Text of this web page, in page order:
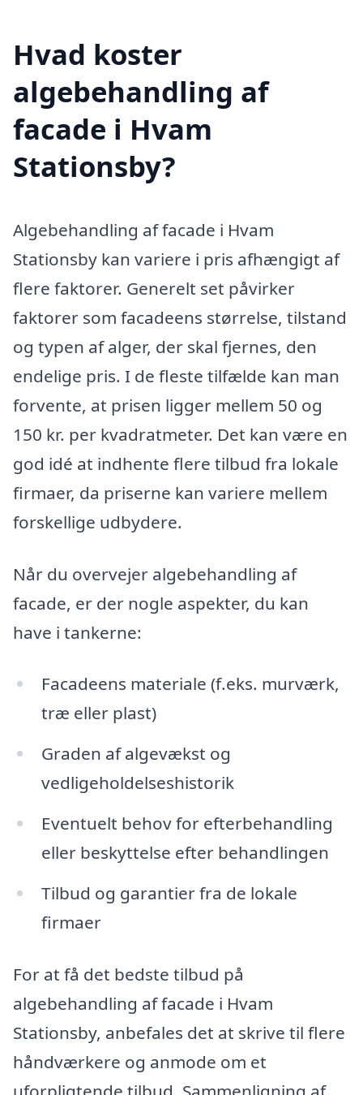
Hvad koster
algebehandling af
facade i Hvam
Stationsby?
Algebehandling af facade i Hvam
Stationsby kan variere i pris afhængigt af
flere faktorer. Generelt set påvirker
faktorer som facadeens størrelse, tilstand
og typen af alger, der skal fjernes, den
endelige pris. I de fleste tilfælde kan man
forvente, at prisen ligger mellem 50 og
150 kr. per kvadratmeter. Det kan være en
god idé at indhente flere tilbud fra lokale
firmaer, da priserne kan variere mellem
forskellige udbydere.
Når du overvejer algebehandling af
facade, er der nogle aspekter, du kan
have i tankerne:
Facadeens materiale (f.eks. murværk,
træ eller plast)
Graden af algevækst og
vedligeholdelseshistorik
Eventuelt behov for efterbehandling
eller beskyttelse efter behandlingen
Tilbud og garantier fra de lokale
firmaer
For at få det bedste tilbud på
algebehandling af facade i Hvam
Stationsby, anbefales det at skrive til flere
håndværkere og anmode om et